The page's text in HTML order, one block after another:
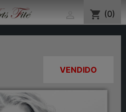
shopping_cart (0)
VENDIDO